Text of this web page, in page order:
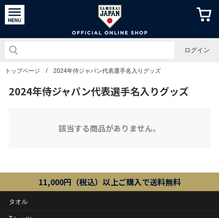
侍ジャパ
ログイン
トップページ / 2024年侍ジャパン代表選手名入りグッズ
2024年侍ジャパン代表選手名入りグッズ
該当する商品がありません。
11,000円（税込）以上ご購入で送料無料
タオル